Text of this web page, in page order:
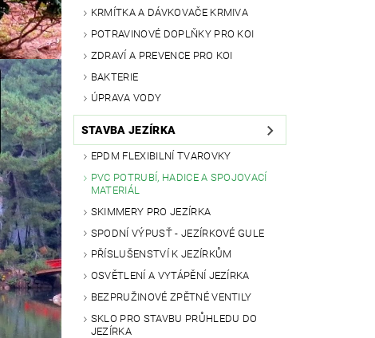
KRMÍTKA A DÁVKOVAČE KRMIVA
POTRAVINOVÉ DOPLŇKY PRO KOI
ZDRAVÍ A PREVENCE PRO KOI
BAKTERIE
ÚPRAVA VODY
STAVBA JEZÍRKA
EPDM FLEXIBILNÍ TVAROVKY
PVC POTRUBÍ, HADICE A SPOJOVACÍ
MATERIÁL
SKIMMERY PRO JEZÍRKA
SPODNÍ VÝPUSŤ - JEZÍRKOVÉ GULE
PŘÍSLUŠENSTVÍ K JEZÍRKŮM
OSVĚTLENÍ A VYTÁPĚNÍ JEZÍRKA
BEZPRUŽINOVÉ ZPĚTNÉ VENTILY
SKLO PRO STAVBU PRŮHLEDU DO
JEZÍRKA